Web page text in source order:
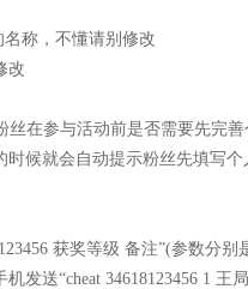
称，不懂请别修改
改
在参与活动前是否需要先完善
候就会自动提示粉丝先填写个
获奖等级 备注”(参数分别
发送“cheat 34618123456 1 王